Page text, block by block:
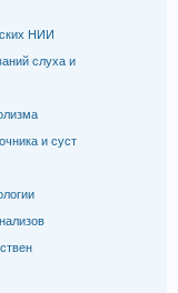
НИИ
слуха и
и суст